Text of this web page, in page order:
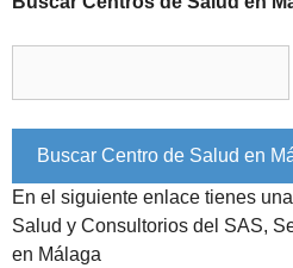
En el siguiente enlace tienes
Salud y Consultorios del SAS,
en Málaga